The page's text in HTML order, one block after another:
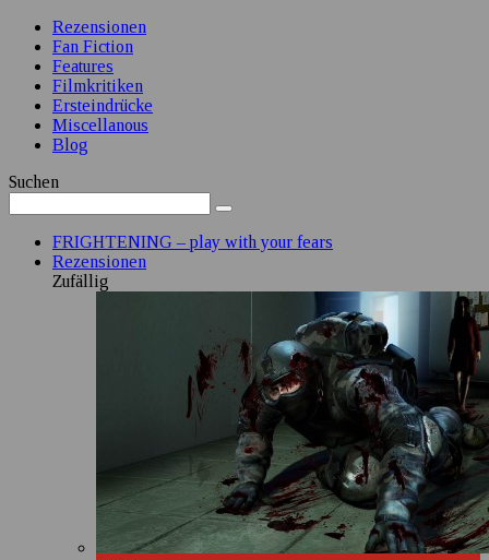
Rezensionen
Fan Fiction
Features
Filmkritiken
Ersteindrücke
Miscellanous
Blog
Suchen
FRIGHTENING – play with your fears
Rezensionen
Zufällig